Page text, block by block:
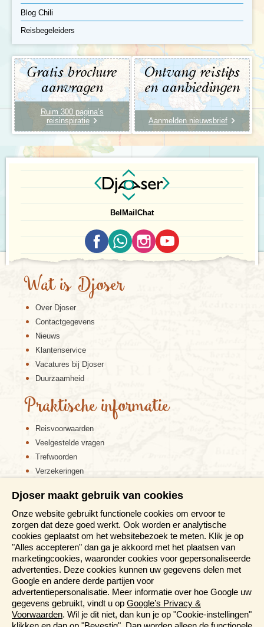
Blog Chili
Reisbegeleiders
Gratis brochure
aanvragen
Ruim 300 pagina’s
reisinspiratie
Ontvang reistips
en aanbiedingen
Aanmelden nieuwsbrief
Bel Mail Chat
Wat is Djoser
Over Djoser
Contactgegevens
Nieuws
Klantenservice
Vacatures bij Djoser
Duurzaamheid
Praktische informatie
Reisvoorwaarden
Veelgestelde vragen
Trefwoorden
Verzekeringen
Disclaimer
Cookiebeleid
Privacy verklaring
Reis en boek met Djoser zekerheid
Meer weten?
Brochures aanvragen
Informatiedagen
Magazine
Djoser maakt gebruik van cookies
Onze website gebruikt functionele cookies om ervoor te
zorgen dat deze goed werkt. Ook worden er analytische
cookies geplaatst om het websitebezoek te meten. Klik je op
"Alles accepteren" dan ga je akkoord met het plaatsen van
marketingcookies, waaronder cookies voor gepersonaliseerde
advertenties. Deze cookies kunnen uw gegevens delen met
Google en andere derde partijen voor
advertentiepersonalisatie. Meer informatie over hoe Google uw
gegevens gebruikt, vindt u op Google’s Privacy &
Voorwaarden. Wil je dit niet, dan kun je op "Cookie-instellingen"